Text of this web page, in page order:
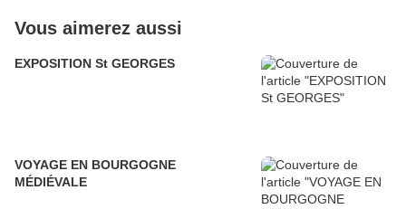
Vous aimerez aussi
EXPOSITION St GEORGES
VOYAGE EN BOURGOGNE
MÉDIÉVALE